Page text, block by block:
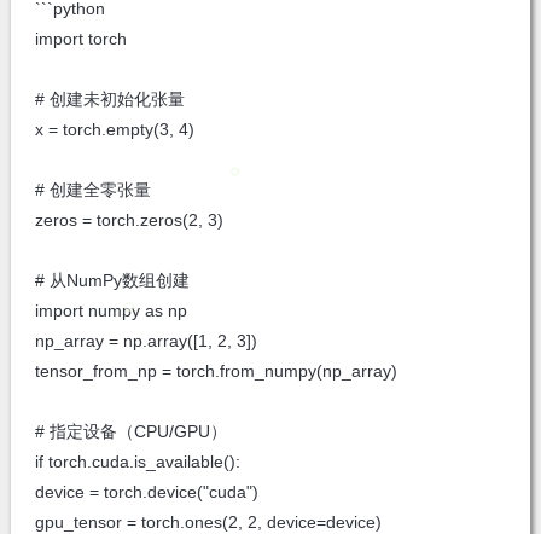
```python
import torch
# 创建未初始化张量
x = torch.empty(3, 4)
# 创建全零张量
zeros = torch.zeros(2, 3)
# 从NumPy数组创建
import numpy as np
np_array = np.array([1, 2, 3])
tensor_from_np = torch.from_numpy(np_array)
# 指定设备（CPU/GPU）
if torch.cuda.is_available():
device = torch.device("cuda")
gpu_tensor = torch.ones(2, 2, device=device)